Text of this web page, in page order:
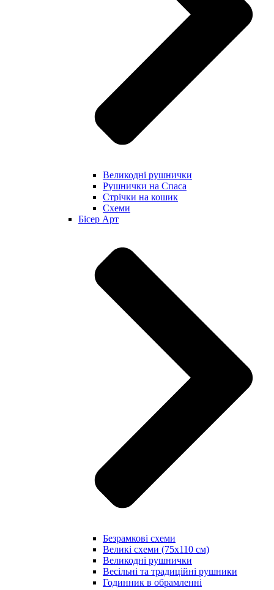
Великодні рушнички
Рушнички на Спаса
Стрічки на кошик
Схеми
Бісер Арт
Безрамкові схеми
Великі схеми (75х110 см)
Великодні рушнички
Весільні та традиційні рушники
Годинник в обрамленні